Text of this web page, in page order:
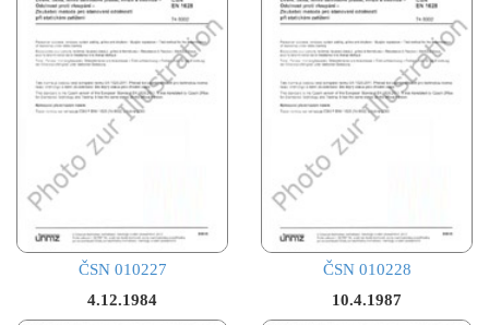
ČSN 010227
4.12.1984
ČSN 010228
10.4.1987